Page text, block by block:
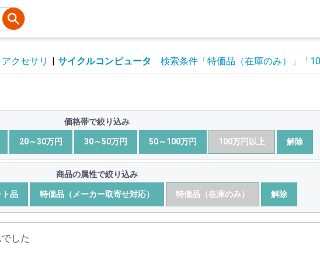
クセサリ | サイクルコンピュータ 検索条件 「特価品（在庫のみ）」 「
価格帯で絞り込み
20～30万円 30～50万円 50～100万円 100万円以上 解除
商品の属性で絞り込み
ト品 特価品（メーカー取寄せ対応） 特価品（在庫のみ） 解除
した